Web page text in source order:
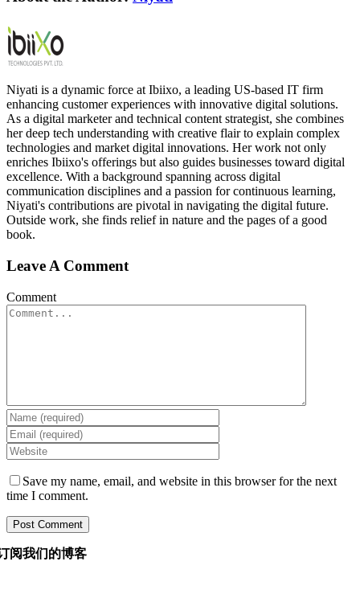
Niyati is a dynamic force at Ibiixo, a leading US-based IT firm
enhancing customer experiences with innovative digital solutions.
As a digital marketer and technical content strategist, she combines
her deep tech understanding with creative flair to explain complex
technologies and market digital innovations. Her work not only
enriches Ibiixo's offerings but also guides businesses toward digital
excellence. With a background spanning across digital
communication disciplines and a passion for continuous learning,
Niyati's contributions are pivotal in navigating the digital future.
Outside work, she finds relief in nature and the pages of a good
book.
Leave A Comment
Comment
Save my name, email, and website in this browser for the next
time I comment.
阅我们的博客